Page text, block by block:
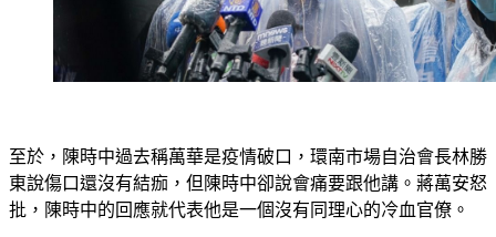
至於，陳時中過去稱萬華是疫情破口，環南市場自治會長林勝
東說傷口還沒有結痂，但陳時中卻說會痛要跟他講。蔣萬安怒
批，陳時中的回應就代表他是一個沒有同理心的冷血官僚。